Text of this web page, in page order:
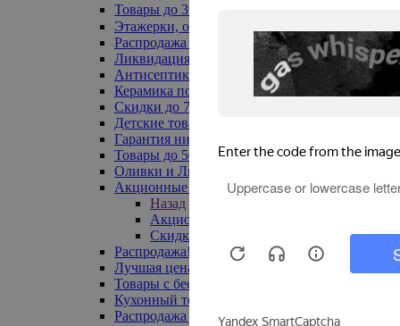
Товары до 399₽
Этажерки, обувницы
Распродажа текстиля до -50%
Ликвидация до -70%
Антисептики
Керамика по 129 руб
Скидки до 70%
Детские товары
Гарантия низкой цены
Товары до 500 руб
Оливки и Лимоны
Акционные товары
Назад
Акционные товары
Скидка 20% по промокоду
Распродажа! Ульяновск до -70%
Лучшая цена
Товары с бесплатной доставкой
Кухонный текстиль
Распродажа до -50%